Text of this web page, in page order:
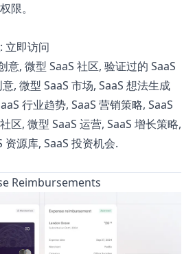
限。
: 立即访问
意, 微型 SaaS 社区, 验证过的 SaaS
, 微型 SaaS 市场, SaaS 想法生成
行业趋势, SaaS 营销策略, SaaS
区, 微型 SaaS 运营, SaaS 增长策略,
资源库, SaaS 投资机会.
Reimbursements